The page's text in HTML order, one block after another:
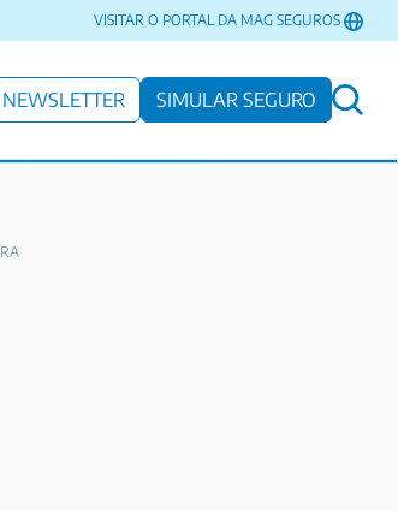
VISITAR O PORTAL DA MAG SEGUROS
SIMULAR SEGURO